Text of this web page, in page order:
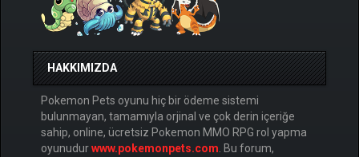
HAKKIMIZDA
Pokemon Pets oyunu hiç bir ödeme sistemi
bulunmayan, tamamıyla orjinal ve çok derin içeriğe
sahip, online, ücretsiz Pokemon MMO RPG rol yapma
oyunudurwww.pokemonpets.com . Bu forum,